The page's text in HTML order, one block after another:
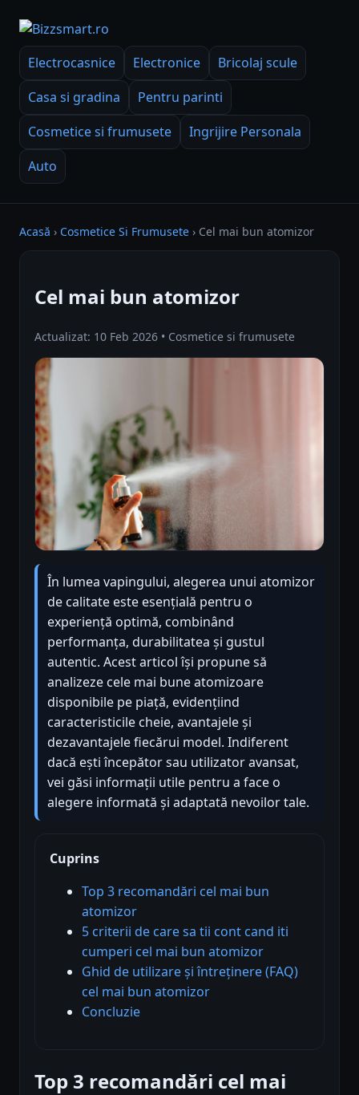
Electrocasnice Electronice
Bricolaj scule
Casa si gradina
Pentru parinti
Cosmetice si frumusete
Ingrijire Personala
Auto
Acasă › Cosmetice Si Frumusete › Cel mai bun atomizor
Cel mai bun atomizor
Actualizat: 10 Feb 2026 • Cosmetice si frumusete
În lumea vapingului, alegerea unui atomizor
de calitate este esențială pentru o
experiență optimă, combinând
performanța, durabilitatea și gustul
autentic. Acest articol își propune să
analizeze cele mai bune atomizoare
disponibile pe piață, evidențiind
caracteristicile cheie, avantajele și
dezavantajele fiecărui model. Indiferent
dacă ești începător sau utilizator avansat,
vei găsi informații utile pentru a face o
alegere informată și adaptată nevoilor tale.
Cuprins
Top 3 recomandări cel mai bun
atomizor
5 criterii de care sa tii cont cand iti
cumperi cel mai bun atomizor
Ghid de utilizare și întreținere (FAQ)
cel mai bun atomizor
Concluzie
Top 3 recomandări cel mai